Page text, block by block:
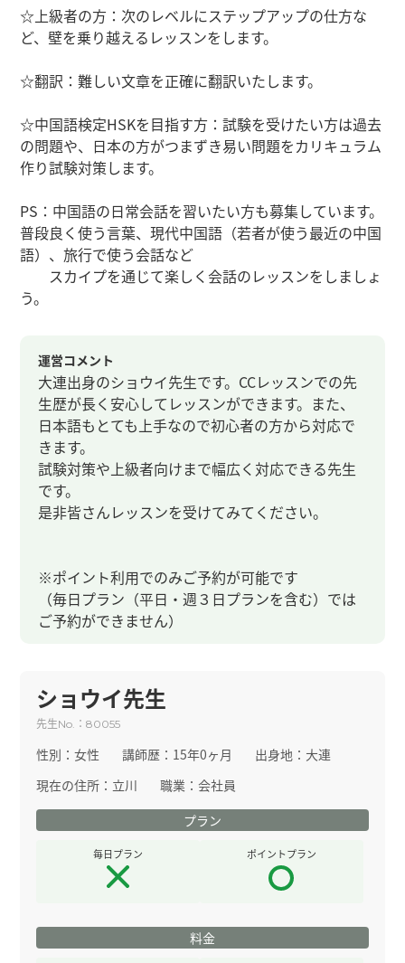
☆上級者の方：次のレベルにステップアップの仕方な
ど、壁を乗り越えるレッスンをします。
☆翻訳：難しい文章を正確に翻訳いたします。
☆中国語検定HSKを目指す方：試験を受けたい方は過去
の問題や、日本の方がつまずき易い問題をカリキュラム
作り試験対策します。
PS：中国語の日常会話を習いたい方も募集しています。
普段良く使う言葉、現代中国語（若者が使う最近の中国
語）、旅行で使う会話など
スカイプを通じて楽しく会話のレッスンをしましょ
う。
運営コメント
大連出身のショウイ先生です。CCレッスンでの先
生歴が長く安心してレッスンができます。また、
日本語もとても上手なので初心者の方から対応で
きます。
試験対策や上級者向けまで幅広く対応できる先生
です。
是非皆さんレッスンを受けてみてください。
※ポイント利用でのみご予約が可能です
（毎日プラン（平日・週３日プランを含む）では
ご予約ができません）
ショウイ先生
先生No. ：80055
性別：女性 講師歴： 15年0ヶ月 出身地： 大連
現在の住所： 立川 職業：会社員
プラン
毎日プラン ポイントプラン
料金